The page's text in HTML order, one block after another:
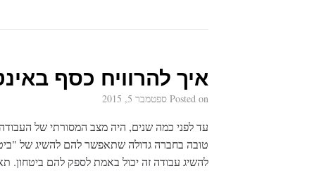
איך להרוויח כסף
Posted on ספטמבר 5, 2015
עד לפני כמה שנים, היה מצב המסורתי של
טובה בחברה גדולה שתאפשר להם להשיג של
להשיג עבודה זה יכול באמת לספק להם ביטחון.